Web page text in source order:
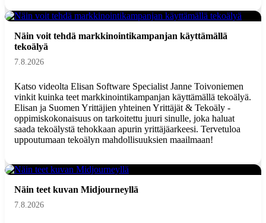
Näin voit tehdä markkinointikampanjan käyttämällä
tekoälyä
7.8.2026
Katso videolta Elisan Software Specialist Janne Toivoniemen
vinkit kuinka teet markkinointikampanjan käyttämällä tekoälyä.
Elisan ja Suomen Yrittäjien yhteinen Yrittäjät & Tekoäly -
oppimiskokonaisuus on tarkoitettu juuri sinulle, joka haluat
saada tekoälystä tehokkaan apurin yrittäjäarkeesi. Tervetuloa
uppoutumaan tekoälyn mahdollisuuksien maailmaan!
Näin teet kuvan Midjourneyllä
7.8.2026